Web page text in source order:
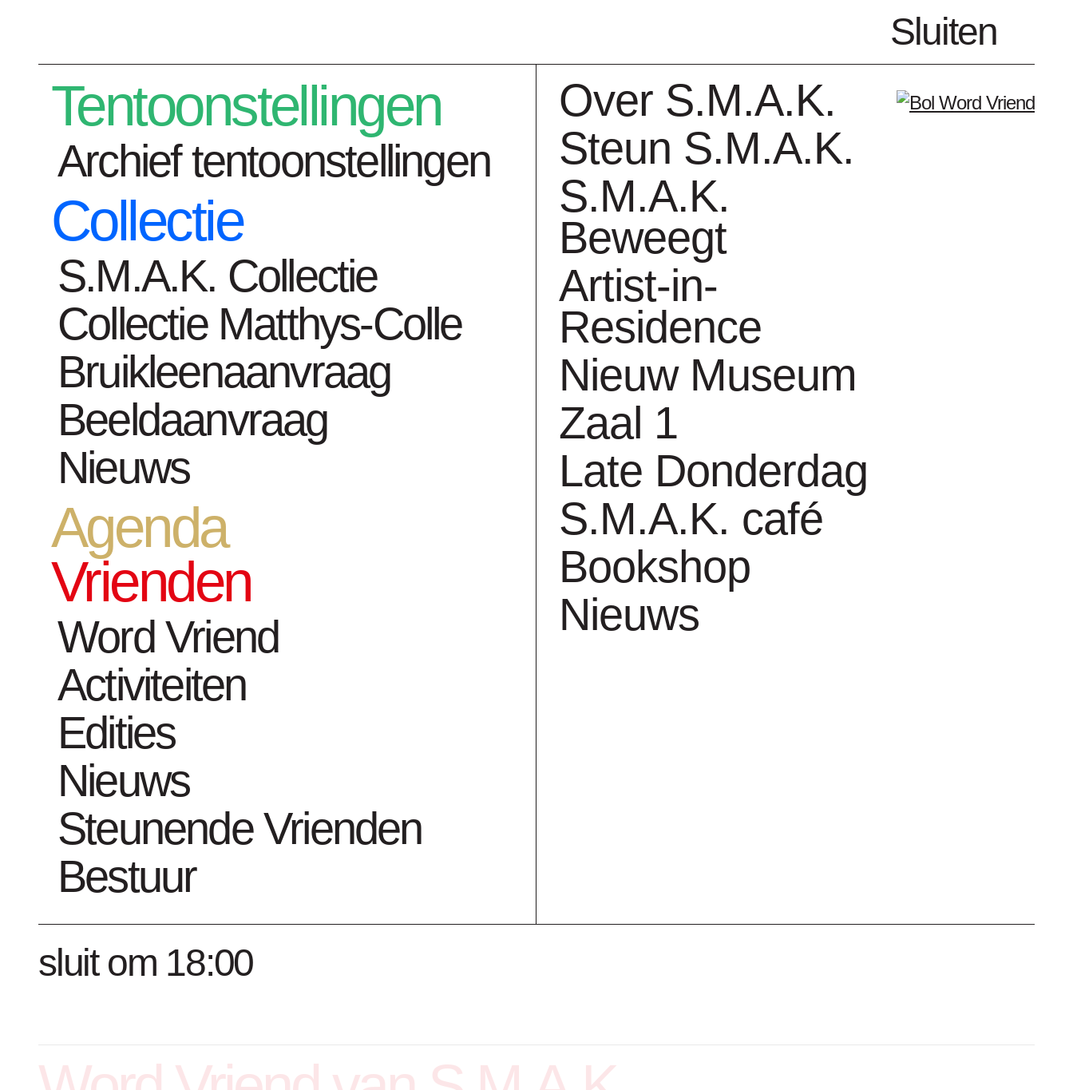
Menu
Sluiten
Tentoonstellingen
Archief tentoonstellingen
Collectie
S.M.A.K. Collectie
Collectie Matthys-Colle
Bruikleenaanvraag
Beeldaanvraag
Nieuws
Agenda
Vrienden
Word Vriend
Activiteiten
Edities
Nieuws
Steunende Vrienden
Bestuur
Over S.M.A.K.
Steun S.M.A.K.
S.M.A.K.
Beweegt
Artist-in-
Residence
Nieuw Museum
Zaal 1
Late Donderdag
S.M.A.K. café
Bookshop
Nieuws
sluit om 18:00
Tentoonstellingen Collectie Agenda
Home Bookshop Filmwerken 2001-2007
Filmwerken 2001-2007
150x240 mm
Aantal pagina's: 244
NL,EN,DE
Teksten van:Sophie von Olfers, Nina
ISBN: